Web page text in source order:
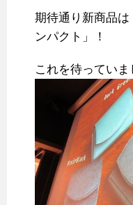
期待通り新商品
ンパクト」！
これを待っていま